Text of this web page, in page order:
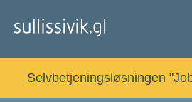
Selvbetjeningsløsningen